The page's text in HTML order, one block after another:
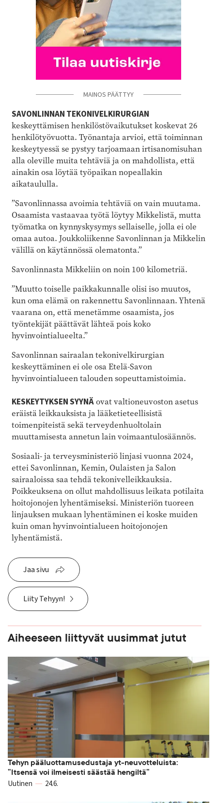
MAINOS PÄÄTTYY
SAVONLINNAN TEKONIVELKIRURGIAN
keskeyttämisen henkilöstövaikutukset koskevat 26
henkilötyövuotta. Työnantaja arvioi, että toiminnan
keskeytyessä se pystyy tarjoamaan irtisanomisuhan
alla oleville muita tehtäviä ja on mahdollista, että
ainakin osa löytää työpaikan nopeallakin
aikataululla.
”Savonlinnassa avoimia tehtäviä on vain muutama.
Osaamista vastaavaa työtä löytyy Mikkelistä, mutta
työmatka on kynnyskysymys sellaiselle, jolla ei ole
omaa autoa. Joukkoliikenne Savonlinnan ja Mikkelin
välillä on käytännössä olematonta.”
Savonlinnasta Mikkeliin on noin 100 kilometriä.
”Muutto toiselle paikkakunnalle olisi iso muutos,
kun oma elämä on rakennettu Savonlinnaan. Yhtenä
vaarana on, että menetämme osaamista, jos
työntekijät päättävät lähteä pois koko
hyvinvointialueelta.”
Savonlinnan sairaalan tekonivelkirurgian
keskeyttäminen ei ole osa Etelä-Savon
hyvinvointialueen talouden sopeuttamistoimia.
KESKEYTYKSEN SYYNÄovat valtioneuvoston asetus
eräistä leikkauksista ja lääketieteellisistä
toimenpiteistä sekä terveydenhuoltolain
muuttamisesta annetun lain voimaantulosäännös.
Sosiaali- ja terveysministeriö linjasi vuonna 2024,
ettei Savonlinnan, Kemin, Oulaisten ja Salon
sairaaloissa saa tehdä tekonivelleikkauksia.
Poikkeuksena on ollut mahdollisuus leikata potilaita
hoitojonojen lyhentämiseksi. Ministeriön tuoreen
linjauksen mukaan lyhentäminen ei koske muiden
kuin oman hyvinvointialueen hoitojonojen
lyhentämistä.
Jaa sivu
Liity Tehyyn!
Aiheeseen liittyvät uusimmat jutut
Tehyn pääluottamusedustaja yt-neuvotteluista:
”Itsensä voi ilmeisesti säästää hengiltä”
Uutinen 24.6.